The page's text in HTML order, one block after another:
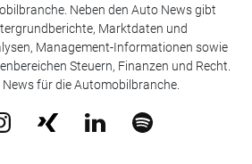
Neben den Auto News gibt
Marktdaten und
Management-Informationen sowie
Steuern, Finanzen und Recht.
für die Automobilbranche.